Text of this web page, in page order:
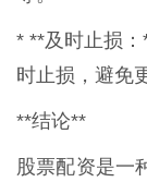
* **及时止损
时止损，避免
**结论**
股票配资是一